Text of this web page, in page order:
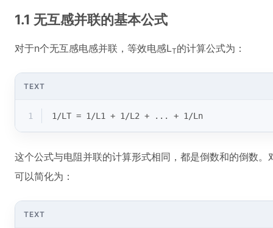
1.1 无互感并联的基本公式
对于n个无互感电感并联，等效电感LT的计算公式为：
TEXT
1 1/LT = 1/L1 + 1/L2 + ... + 1/Ln
这个公式与电阻并联的计算形式相同，都是倒数和的倒数
可以简化为：
TEXT